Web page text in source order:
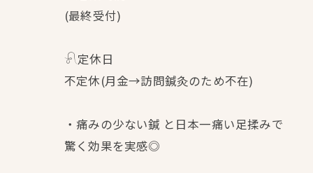
(最終受付)
𓍯定休日
不定休(月金→訪問鍼灸のため不在)
・痛みの少ない鍼 と日本一痛い足揉みで
驚く効果を実感◎